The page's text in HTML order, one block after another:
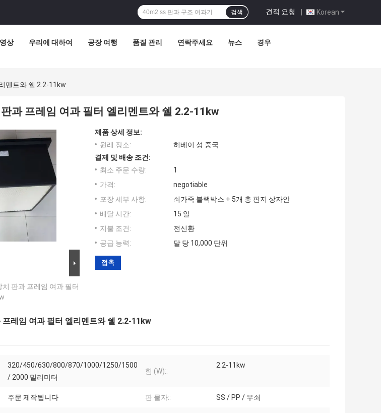
Korean
견적 요청 |
검색
상 우리에 대하여 공장 여행 품질 관리 연락주세요 뉴스 경우
멘트와 쉘 2.2-11kw
과 프레임 여과 필터 엘리멘트와 쉘 2.2-11kw
치 판과 프레임 여과 필터
제품 상세 정보:
원래 장소:
허베이 성 중국
결제 및 배송 조건:
최소 주문 수량:
1
가격:
negotiable
포장 세부 사항:
쇠가죽 블랙박스 + 5개 층 판지 상자안
배달 시간:
15 일
지불 조건:
전신환
공급 능력:
달 당 10,000 단위
접촉
프레임 여과 필터 엘리멘트와 쉘 2.2-11kw
320/450/630/800/870/1000/1250/1500
/ 2000 밀리미터
힘 (W)::
2.2-11kw
주문 제작됩니다 판 물자:: SS / PP / 무쇠